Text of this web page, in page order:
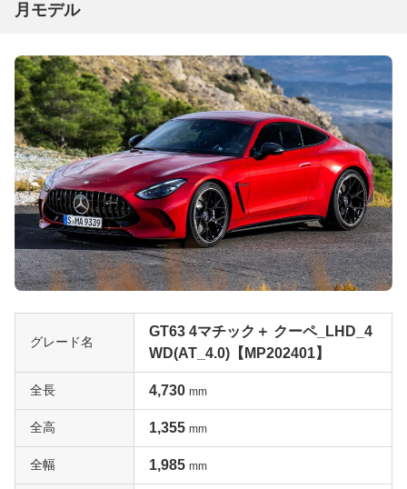
月モデル
グレード名
GT63 4マチック＋ クーペ_LHD_4
WD(AT_4.0)【MP202401】
全長 4,730 mm
全高 1,355 mm
全幅 1,985 mm